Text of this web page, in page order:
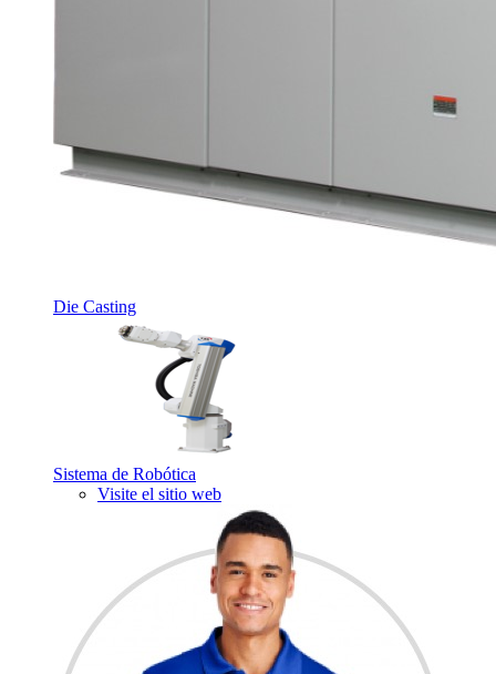
Die Casting
Sistema de Robótica
Visite el sitio web